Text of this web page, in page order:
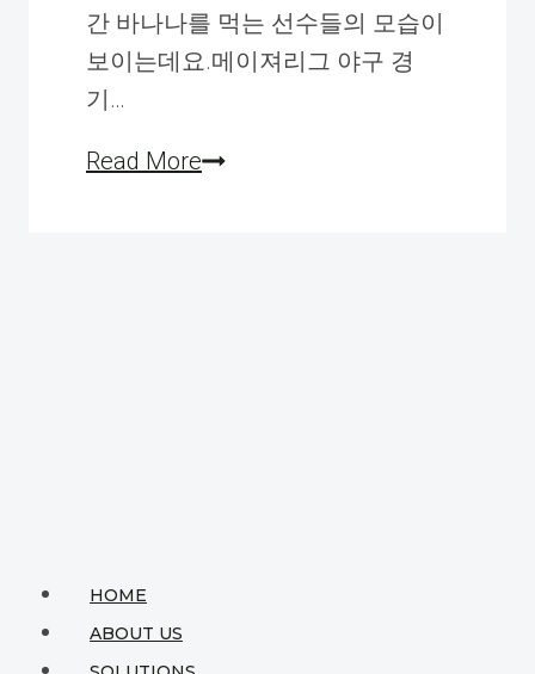
세
요
간 바나나를 먹는 선수들의 모습이
보이는데요.메이져리그 야구 경
기…
Read More운
HOME
ABOUT US